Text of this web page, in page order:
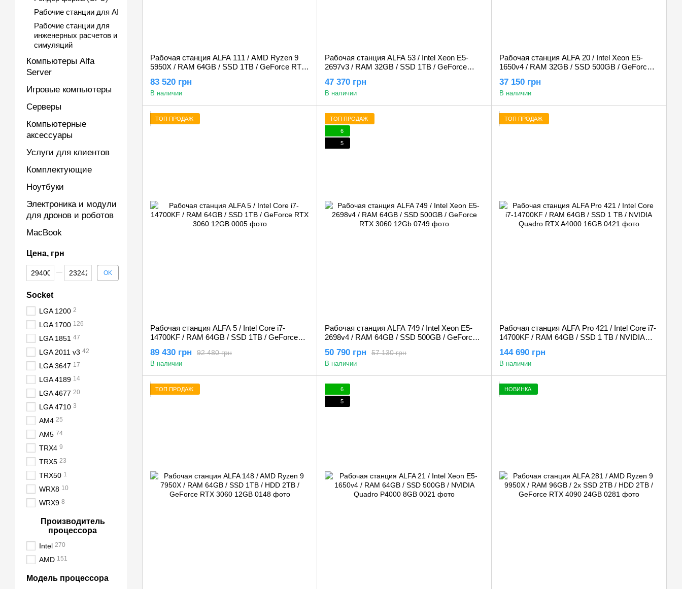
Рабочая станция ALFA 111 / AMD Ryzen 9
5950X / RAM 64GB / SSD 1TB / GeForce RTX
83 520 грн
В наличии
Рабочая станция ALFA 53 / Intel Xeon E5-
2697v3 / RAM 32GB / SSD 1TB / GeForce
47 370 грн
В наличии
Рабочая станция ALFA 20 / Intel Xeon E5-
1650v4 / RAM 32GB / SSD 500GB / GeForce
37 150 грн
В наличии
ТОП ПРОДАЖ
Рабочая станция ALFA 5 / Intel Core i7-
14700KF / RAM 64GB / SSD 1TB / GeForce
92 480 грн
89 430 грн
В наличии
ТОП ПРОДАЖ
6
5
Рабочая станция ALFA 749 / Intel Xeon E5-
2698v4 / RAM 64GB / SSD 500GB / GeForce
57 130 грн
50 790 грн
В наличии
ТОП ПРОДАЖ
Рабочая станция ALFA Pro 421 / Intel Core i7-
14700KF / RAM 64GB / SSD 1 TB / NVIDIA
144 690 грн
В наличии
ТОП ПРОДАЖ
6
5
НОВИНКА
Рабочие станции для AI
Рабочие станции для
инженерных расчетов и
симуляций
Компьютеры Alfa
Server
Игровые компьютеры
Серверы
Компьютерные
аксессуары
Услуги для клиентов
Комплектующие
Ноутбуки
Электроника и модули
для дронов и роботов
MacBook
Цена, грн
От Цена, грн
До Цена, грн OK
Socket
LGA 1200 2
LGA 1700 126
LGA 1851 47
LGA 2011 v3 42
LGA 3647 17
LGA 4189 14
LGA 4677 20
LGA 4710 3
AM4 25
AM5 74
TRX4 9
TRX5 23
TRX50 1
WRX8 10
WRX9 8
Производитель
процессора
Intel 270
AMD 151
Модель процессора